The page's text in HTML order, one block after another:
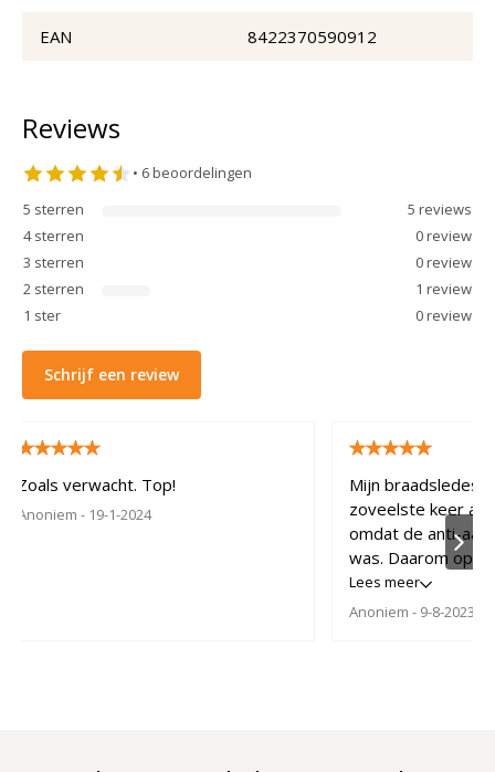
EAN 8422370590912
Reviews
• 6beoordelingen
5 sterren 5 reviews
4 sterren 0review
3 sterren 0review
2 sterren 1 review
1 ster 0review
Schrijf een review
Zoals verwacht. Top!
Anoniem - 19-1-2024
Mijn braadsledes
zoveelste keer
omdat de anti-
was. Daarom op
een duurzame
heel tevreden met
Lees meer
Anoniem- 9-8-2023